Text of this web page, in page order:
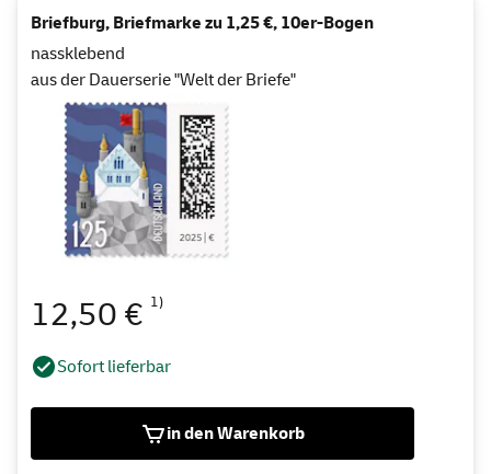
Briefburg, Briefmarke zu 1,25 €, 10er-Bogen
nassklebend
aus der Dauerserie "Welt der Briefe"
12,50 € 1)
Sofort lieferbar
in den Warenkorb